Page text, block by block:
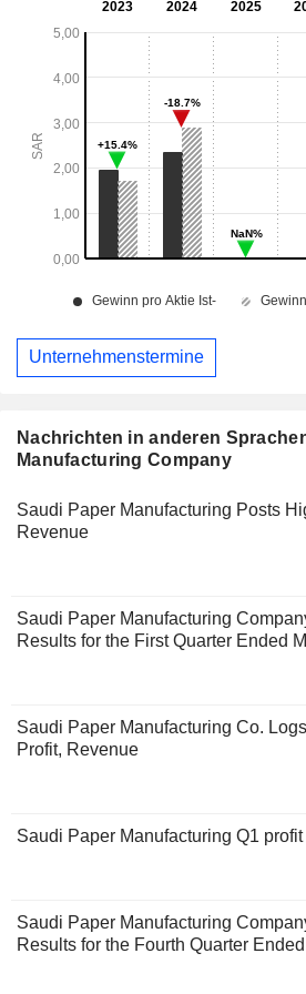
Nachrichten in anderen
Manufacturing Company
Saudi Paper Manufacturing Posts
Revenue
Saudi Paper Manufacturing
Results for the First Quarter Ended
Saudi Paper Manufacturing Co.
Profit, Revenue
Saudi Paper Manufacturing Q1
Saudi Paper Manufacturing
Results for the Fourth Quarter
Unternehmenstermine